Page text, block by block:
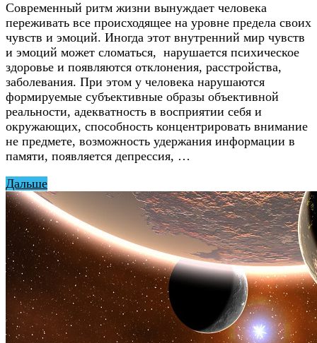
Современный ритм жизни вынуждает человека
переживать все происходящее на уровне предела своих
чувств и эмоций. Иногда этот внутренний мир чувств
и эмоций может сломаться, нарушается психическое
здоровье и появляются отклонения, расстройства,
заболевания. При этом у человека нарушаются
формируемые субъективные образы объективной
реальности, адекватность в восприятии себя и
окружающих, способность концентрировать внимание
не предмете, возможность удержания информации в
памяти, появляется депрессия, …
Дальше